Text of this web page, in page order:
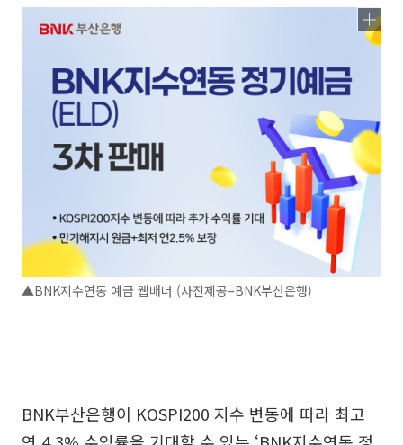
▲BNK지수연동 예금 웹배너 (사진제공=BNK부산은행)
BNK부산은행이 KOSPI200 지수 변동에 따라 최고